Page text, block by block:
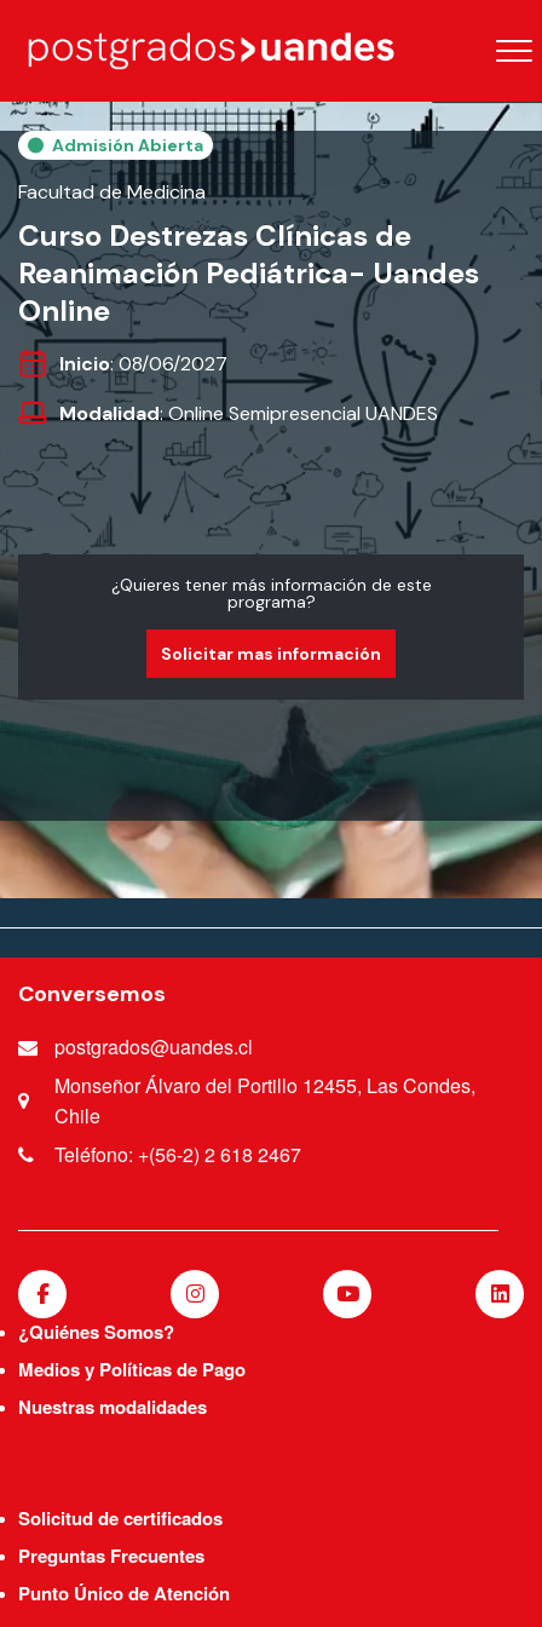
Admisión Abierta
Facultad de Medicina
Curso Destrezas Clínicas de
Reanimación Pediátrica- Uandes
Online
Inicio: 08/06/2027
Modalidad: Online Semipresencial UANDES
¿Quieres tener más información de este
programa?
Solicitar mas información
Conversemos
postgrados@uandes.cl
Monseñor Álvaro del Portillo 12455, Las Condes,
Chile
Teléfono: +(56-2) 2 618 2467
¿Quiénes Somos?
Medios y Políticas de Pago
Nuestras modalidades
Solicitud de certificados
Preguntas Frecuentes
Punto Único de Atención